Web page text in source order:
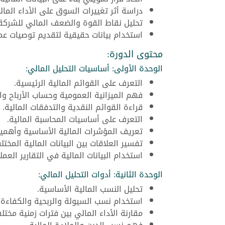
دراسة أثر تغييرات السوق على الأداء
تحليل نقاط القوة والضعف المالي
استخدام بيانات حقيقية لتقديم توصيات
محتوى الدورة:
الوحدة الأولى: أساسيات التحليل المالي:
التعرف على القوائم المالية الرئيسية.
فهم الميزانية العمومية وحساب الأرباح
قراءة القوائم النقدية والتدفقات المالية.
التعرف على أساسيات المحاسبة المالية.
تعريف المؤشرات المالية الأساسية
تفسير العلاقات بين البيانات المالية
استخدام البيانات المالية في التقارير
الوحدة الثانية: أدوات التحليل المالي:
تحليل النسب المالية الأساسية.
استخدام نسب السيولة والربحية
مقارنة الأداء المالي بين فترات زمنية